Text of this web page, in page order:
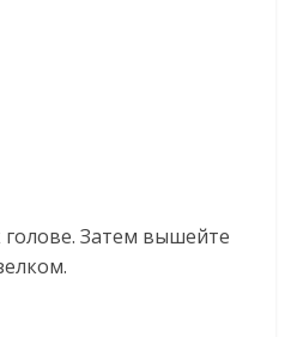
Затем вышейте